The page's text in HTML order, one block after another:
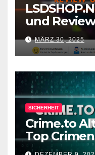
und
Shop
MÄRZ 30, 2025
SICHERHEIT
Crime.to
Top